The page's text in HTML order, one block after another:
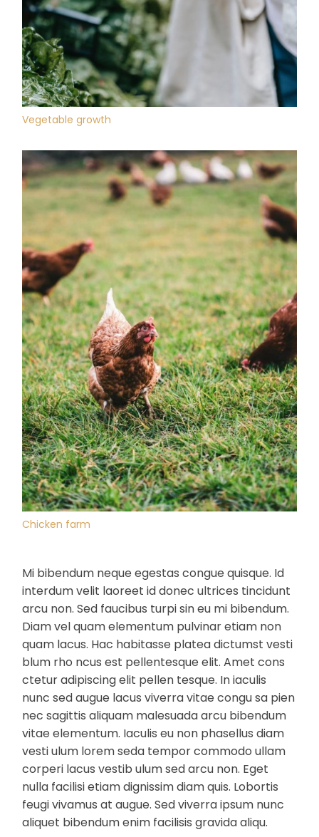
Vegetable growth
Chicken farm
Mi bibendum neque egestas congue quisque. Id
interdum velit laoreet id donec ultrices tincidunt
arcu non. Sed faucibus turpi sin eu mi bibendum.
Diam vel quam elementum pulvinar etiam non
quam lacus. Hac habitasse platea dictumst vesti
blum rho ncus est pellentesque elit. Amet cons
ctetur adipiscing elit pellen tesque. In iaculis
nunc sed augue lacus viverra vitae congu sa pien
nec sagittis aliquam malesuada arcu bibendum
vitae elementum. Iaculis eu non phasellus diam
vesti ulum lorem seda tempor commodo ullam
corperi lacus vestib ulum sed arcu non. Eget
nulla facilisi etiam dignissim diam quis. Lobortis
feugi vivamus at augue. Sed viverra ipsum nunc
aliquet bibendum enim facilisis gravida aliqu.